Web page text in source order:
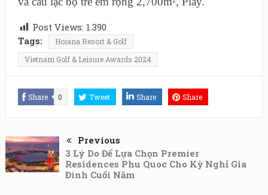
Post Views: 1.390
Tags:
Hoiana Resort & Golf
Vietnam Golf & Leisure Awards 2024
Share 0 Tweet Share Share
Previous
3 Lý Do Để Lựa Chọn Premier
Residences Phu Quoc Cho Kỳ Nghỉ Gia
Đình Cuối Năm